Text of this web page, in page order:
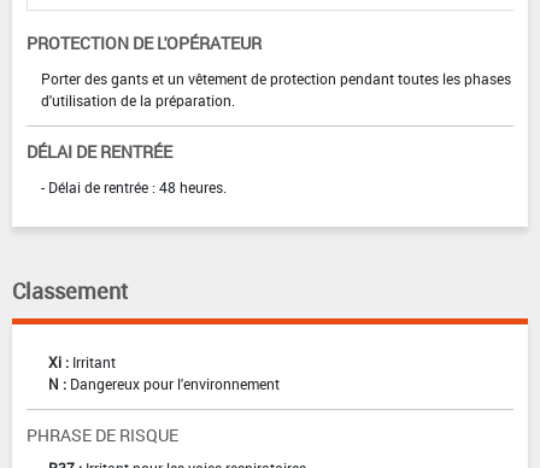
PROTECTION DE L'OPÉRATEUR
Porter des gants et un vêtement de protection pendant toutes les phases
d'utilisation de la préparation.
DÉLAI DE RENTRÉE
- Délai de rentrée : 48 heures.
Classement
Xi : Irritant
N : Dangereux pour l'environnement
PHRASE DE RISQUE